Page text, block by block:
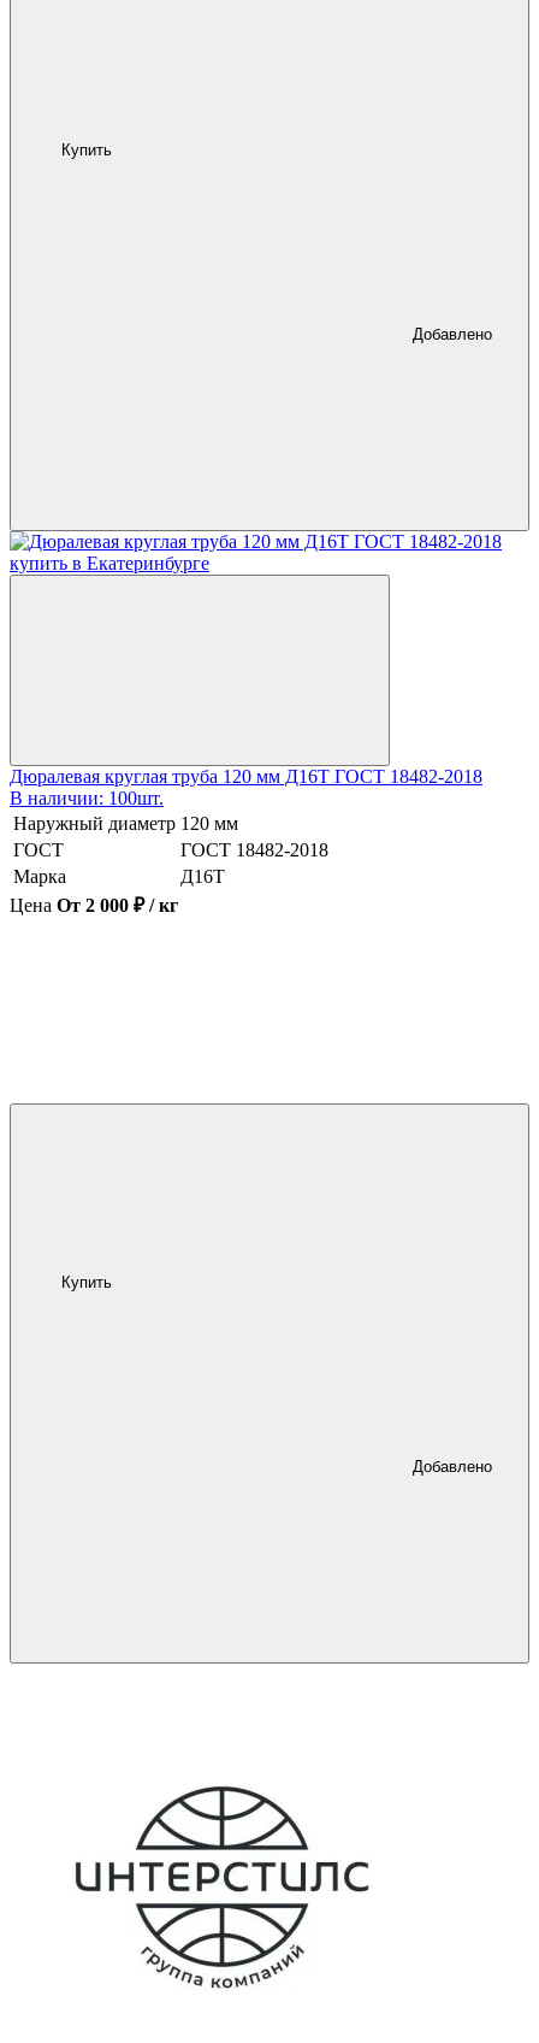
Купить
Добавлено
Дюралевая круглая труба 120 мм Д16Т ГОСТ 18482-2018
В наличии: 100шт.
Наружный диаметр 120 мм
ГОСТ
ГОСТ 18482-2018
Марка
Д16Т
Цена От 2 000 ₽ / кг
Купить
Добавлено